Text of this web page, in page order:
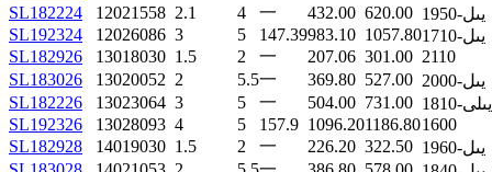
SL182224
12021558 2.1 4 一 432.00 620.00
1950-يىل
SL192324
12026086 3 5 147.39983.10 1057.80
1710-يىل
SL182926
13018030 1.5 2 一 207.06 301.00 2110
SL183026
13020052 2 5.5一 369.80 527.00
2000-يىل
SL182226
13023064 3 5 一 504.00 731.00
1810-يىلى
SL192326
13028093 4 5 157.9 1096.201186.801600
SL182928
14019030 1.5 2 一 226.20 322.50
1960-يىل